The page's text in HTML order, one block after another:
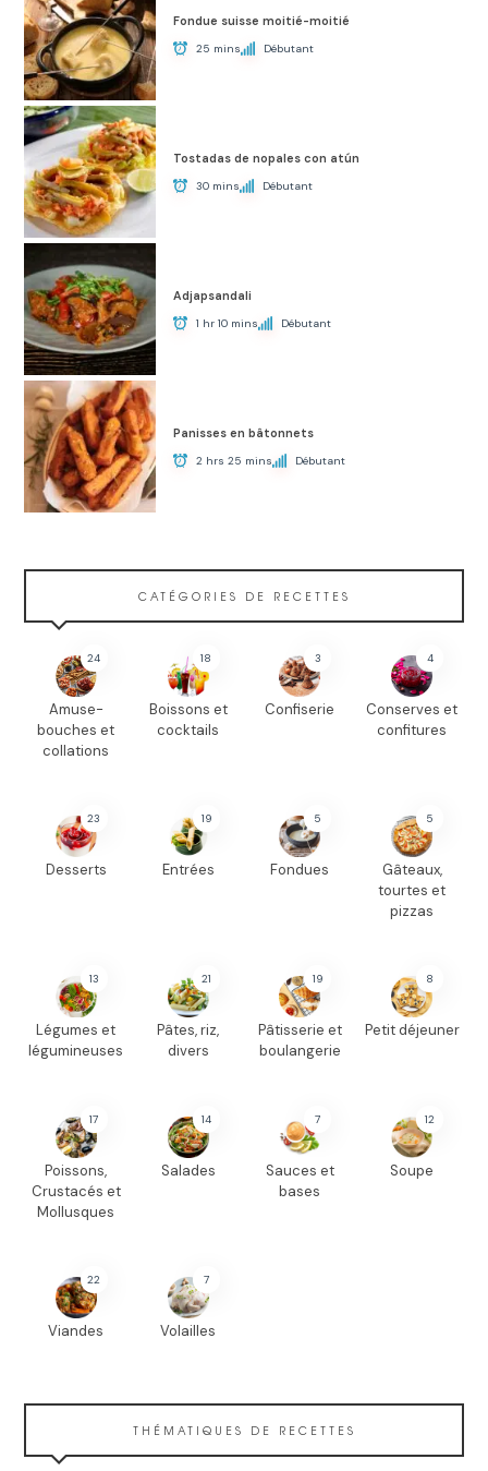
Fondue suisse moitié-moitié
25 mins Débutant
Tostadas de nopales con atún
30 mins Débutant
Adjapsandali
1 hr 10 mins Débutant
Panisses en bâtonnets
2 hrs 25 mins Débutant
CATÉGORIES DE RECETTES
24
Amuse-
bouches et
collations
18
Boissons et
cocktails
3
Confiserie
4
Conserves et
confitures
23
Desserts
19
Entrées
5
Fondues
5
Gâteaux,
tourtes et
pizzas
13
Légumes et
légumineuses
21
Pâtes, riz,
divers
19
Pâtisserie et
boulangerie
8
Petit déjeuner
17
Poissons,
Crustacés et
Mollusques
14
Salades
7
Sauces et
bases
12
Soupe
22
Viandes
7
Volailles
THÉMATIQUES DE RECETTES